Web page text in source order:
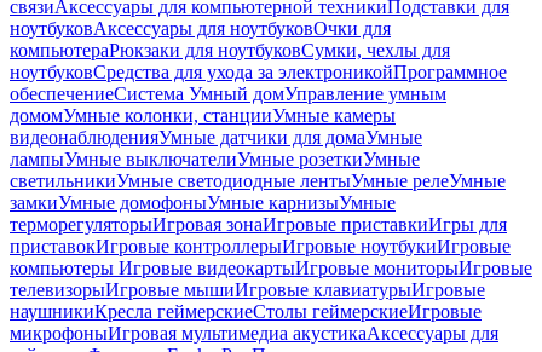
связиАксессуары для компьютерной техникиПодставки для
ноутбуковАксессуары для ноутбуковОчки для
компьютераРюкзаки для ноутбуковСумки, чехлы для
ноутбуковСредства для ухода за электроникойПрограммное
обеспечениеСистема Умный домУправление умным
домомУмные колонки, станцииУмные камеры
видеонаблюденияУмные датчики для домаУмные
лампыУмные выключателиУмные розеткиУмные
светильникиУмные светодиодные лентыУмные релеУмные
замкиУмные домофоныУмные карнизыУмные
терморегуляторыИгровая зонаИгровые приставкиИгры для
приставокИгровые контроллерыИгровые ноутбукиИгровые
компьютеры Игровые видеокартыИгровые мониторыИгровые
телевизорыИгровые мышиИгровые клавиатурыИгровые
наушникиКресла геймерскиеСтолы геймерскиеИгровые
микрофоныИгровая мультимедиа акустикаАксессуары для